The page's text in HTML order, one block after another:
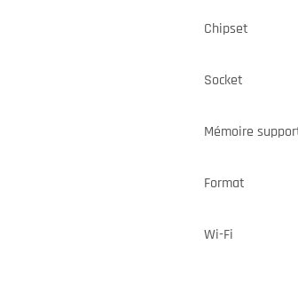
Chipset
Socket
Mémoire
Format
Wi-Fi